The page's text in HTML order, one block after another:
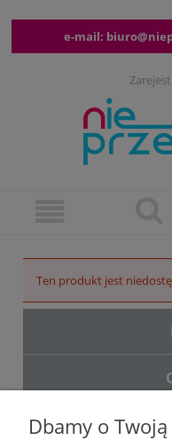
e-mail:
Ten produkt jest
Dbamy o